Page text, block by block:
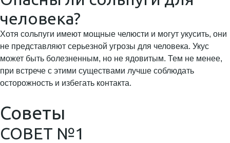
человека?
Хотя сольпуги имеют мощные челюсти и могут укусить, они
не представляют серьезной угрозы для человека. Укус
может быть болезненным, но не ядовитым. Тем не менее,
при встрече с этими существами лучше соблюдать
осторожность и избегать контакта.
Советы
СОВЕТ №1